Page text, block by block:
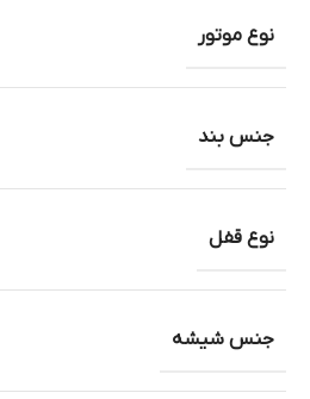
نوع موتور
جنس بند
نوع قفل
جنس شیشه